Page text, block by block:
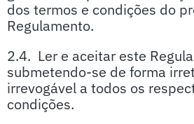
dos termos e condições do
Regulamento.
2.4. Ler e aceitar este
submetendo-se de forma
irrevogável a todos os
condições.